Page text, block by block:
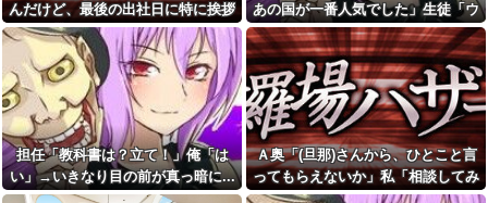
の美人YouTuberさん、直美でコ
メント欄が炎上してしまう…
【画像】最新の浜辺美波さ
ん、ガチのマジで可愛過ぎてワ
イらをドキドキさせてしまうw w
w w w w w
【悲報】「抱かれたくない
男」レジェンドの江頭2:50さ
ん、変わり果てた姿で発見され
る
【怒報】電車乗り込みぼく
の「薬草酒」を飲んだ直後に起
きた信じられない変化 ←薬草酒
の効果が劇的すぎてワロタ
実際公務員になったらモテる
の？
車庫に車を入れようとシフト
をＲに入れた途端「障碍物があ
る」と車がピーピー！！俺(なん
じゃ？うわああああああ
あ！！！！)リアカメラ見たらま
さかの
【祝】女の双子ちゃん産まれ
んだけど、最後の出社日に特に挨拶
も菓子折りもなにもなく...
あの国が一番人気でした」生徒「ウ
ソだ！沖縄や北海道が人気だっ
た！」→トンデモナイことに・・・
担任「教科書は？立て！」俺「は
い」→いきなり目の前が真っ暗に...
Ａ奥「(旦那)さんから、ひとこと言
ってもらえないか」私「相談してみ
る」→ 人がおかしくなった瞬間を目